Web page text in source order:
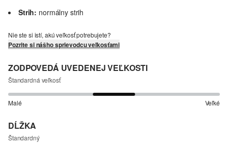
Strih: normálny strih
Nie ste si istí, akú veľkosť potrebujete?
Pozrite si nášho sprievodcu veľkosťami
ZODPOVEDÁ UVEDENEJ VEĽKOSTI
Štandardná veľkosť
Malé Veľké
DĹŽKA
Štandardný